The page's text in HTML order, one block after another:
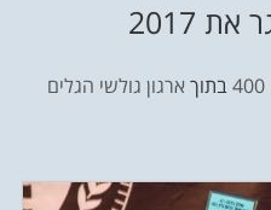
ארגון גולשי הגלים סוגר את 2017
בתוךארגון גולשי הגלים